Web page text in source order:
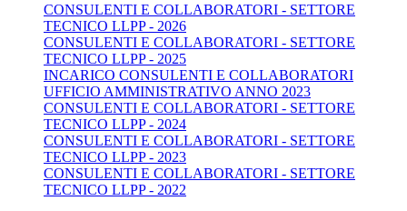
CONSULENTI E COLLABORATORI - SETTORE
TECNICO LLPP - 2026
CONSULENTI E COLLABORATORI - SETTORE
TECNICO LLPP - 2025
INCARICO CONSULENTI E COLLABORATORI
UFFICIO AMMINISTRATIVO ANNO 2023
CONSULENTI E COLLABORATORI - SETTORE
TECNICO LLPP - 2024
CONSULENTI E COLLABORATORI - SETTORE
TECNICO LLPP - 2023
CONSULENTI E COLLABORATORI - SETTORE
TECNICO LLPP - 2022